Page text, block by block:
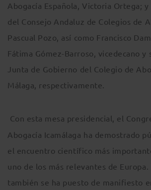
Abogacía Española, Victoria Ortega;
del Consejo Andaluz de Colegios de
Pascual Pozo, así como Francisco
Fátima Gómez-Barroso, vicedecano y
Junta de Gobierno del Colegio de
Málaga, respectivamente.
Con esta mesa presidencial, el
Abogacía Icamálaga ha demostrado
el encuentro científico más
uno de los más relevantes de Europa.
también se ha puesto de manifiesto